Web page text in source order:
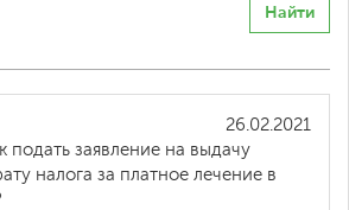
Найти
26.02.2021
подать заявление на выдачу
налога за платное лечение в